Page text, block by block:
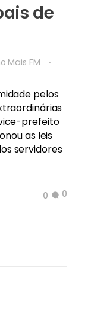
de
Mais FM
pelos
prefeito
as leis
servidores
0 0